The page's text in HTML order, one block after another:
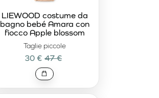
Taglie piccole
LIEWOOD costume da
bagno bebé Amara con
fiocco Apple blossom
30 € 47 €